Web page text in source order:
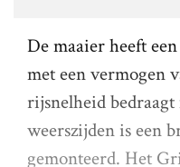
De maaier heeft
met een vermogen
rijsnelheid
weerszijden is een
gemonteerd. Het